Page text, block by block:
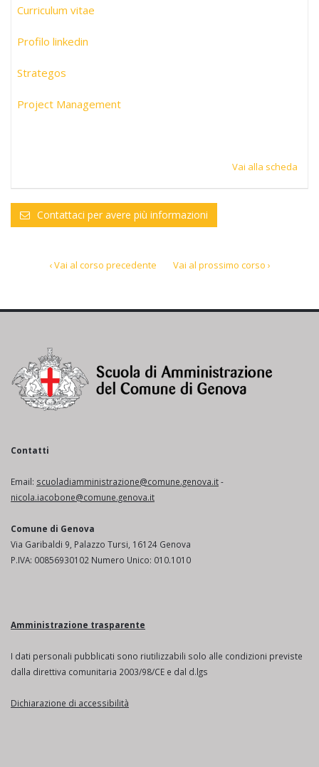
Curriculum vitae
Profilo linkedin
Strategos
Project Management
Vai alla scheda
Contattaci per avere più informazioni
‹ Vai al corso precedente Vai al prossimo corso ›
Contatti
Email: scuoladiamministrazione@comune.genova.it-
nicola.iacobone@comune.genova.it
Comune di Genova
Via Garibaldi 9, Palazzo Tursi, 16124 Genova
P.IVA: 00856930102 Numero Unico: 010.1010
Amministrazione trasparente
I dati personali pubblicati sono riutilizzabili solo alle condizioni previste
dalla direttiva comunitaria 2003/98/CE e dal d.lgs
Dichiarazione di accessibilità